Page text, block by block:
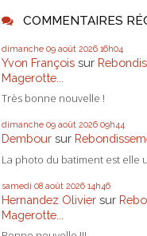
COMMENTAIRES
dimanche 09 août 2026 16h04
Yvon François sur
Magerotte...
Très bonne nouvelle !
dimanche 09 août 2026 09h44
Dembour sur
La photo du batiment est elle
samedi 08 août 2026 14h46
Hernandez Olivier sur
Magerotte...